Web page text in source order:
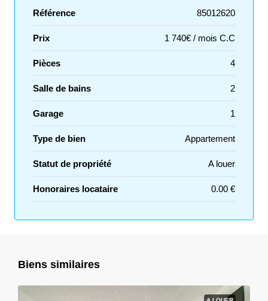
Référence 85012620
Prix 1 740€ / mois C.C
Pièces 4
Salle de bains 2
Garage 1
Type de bien Appartement
Statut de propriété A louer
Honoraires locataire 0.00 €
Biens similaires